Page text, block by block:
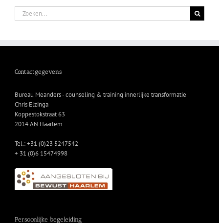
Zoeken
naar:
Contactgegevens
Bureau Meanders - counseling & training innerlijke transformatie
Chris Elzinga
Koppestokstraat 63
2014 AN Haarlem
Tel.: +31 (0)23 5247542
+ 31 (0)6 15474998
Persoonlijke begeleiding